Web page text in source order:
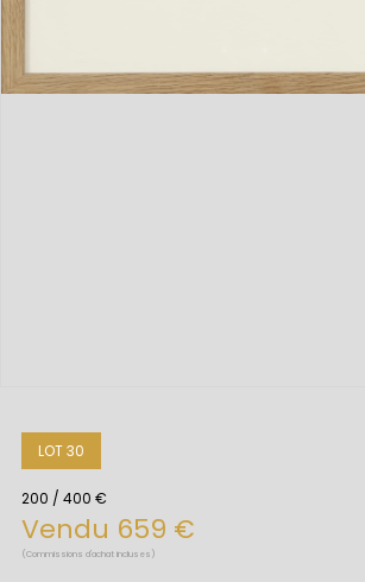
LOT 30
200 / 400 €
Vendu 659 €
(Commissions d'achat incluses)